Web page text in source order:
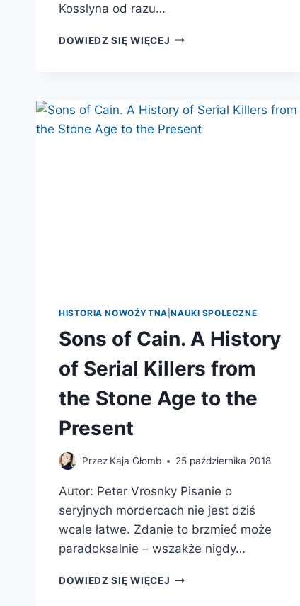
Kosslyna od razu…
DOWIEDZ SIĘ WIĘCEJ GÓRNY
W
JAKI
HISTORIA NOWOŻYTNA |NAUKI SPOŁECZNE
Sons of Cain. A History
of Serial Killers from
the Stone Age to the
Present
Przez Kaja Głomb 25 października 2018
Autor: Peter Vrosnky Pisanie o
seryjnych mordercach nie jest dziś
wcale łatwe. Zdanie to brzmieć może
paradoksalnie – wszakże nigdy…
DOWIEDZ SIĘ WIĘCEJ SONS